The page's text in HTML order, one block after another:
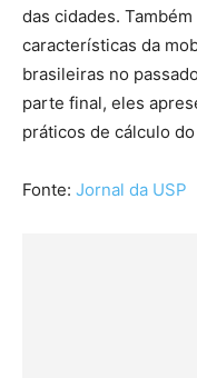
das cidades.
características da
brasileiras no
parte final, eles
práticos de cálculo
Fonte: Jornal da USP